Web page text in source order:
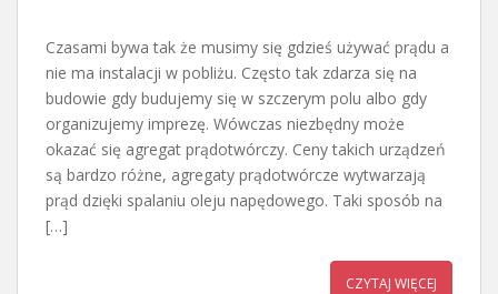
Czasami bywa tak że musimy się gdzieś używać prądu a
nie ma instalacji w pobliżu. Często tak zdarza się na
budowie gdy budujemy się w szczerym polu albo gdy
organizujemy imprezę. Wówczas niezbędny może
okazać się agregat prądotwórczy. Ceny takich urządzeń
są bardzo różne, agregaty prądotwórcze wytwarzają
prąd dzięki spalaniu oleju napędowego. Taki sposób na
[…]
CZYTAJ WIĘCEJ